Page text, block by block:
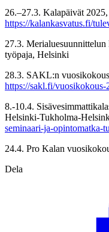
26.–27.3. Kalapäivät
https://kalankasvatus.fi/
27.3.
työpaja, Helsinki
28.3. SAKL:n
https://sakl.fi/vuosikokous-
8.-10.4.
Helsinki-Tukholma-
seminaari-ja-opintomatka-
24.4. Pro Kalan
Dela